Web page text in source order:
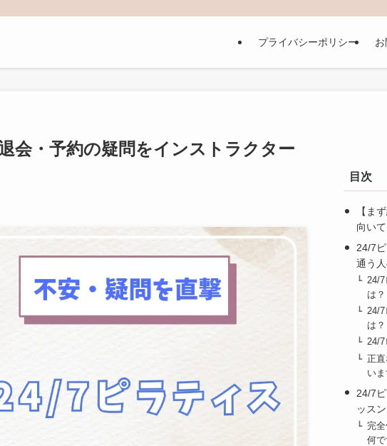
プライバシーポリシー
会・予約の疑問をインストラクター
目次
【ま
向い
24/7
通う
24/7
は？
24/7
は？
24/7
正
いま
24/7
ッス
完
何で